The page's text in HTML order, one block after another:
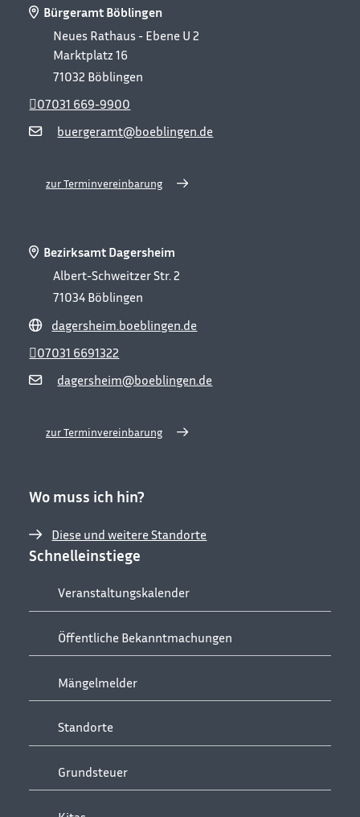
Bürgeramt Böblingen
Neues Rathaus - Ebene U 2
Marktplatz 16
71032 Böblingen
buergeramt@boeblingen.de
07031 669-9900
zur Terminvereinbarung
Bezirksamt Dagersheim
Albert-Schweitzer Str. 2
71034 Böblingen
dagersheim.boeblingen.de
dagersheim@boeblingen.de
07031 6691322
zur Terminvereinbarung
Wo muss ich hin?
Diese und weitere Standorte
Schnelleinstiege
Veranstaltungskalender
Öffentliche Bekanntmachungen
Mängelmelder
Standorte
Grundsteuer